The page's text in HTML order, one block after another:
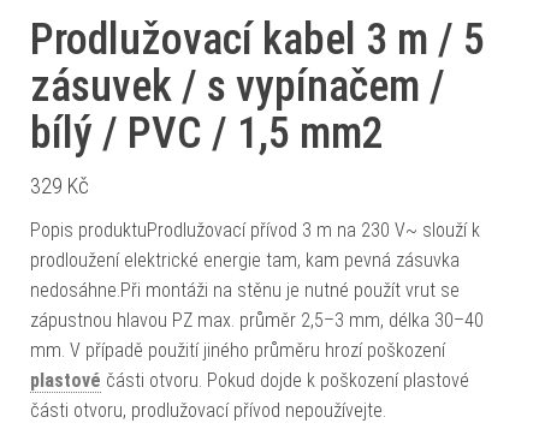
Prodlužovací kabel 3 m / 5
zásuvek / s vypínačem /
bílý / PVC / 1,5 mm2
329 Kč
Popis produktuProdlužovací přívod 3 m na 230 V~ slouží k
prodloužení elektrické energie tam, kam pevná zásuvka
nedosáhne.Při montáži na stěnu je nutné použít vrut se
zápustnou hlavou PZ max. průměr 2,5–3 mm, délka 30–40
mm. V případě použití jiného průměru hrozí poškození
plastové části otvoru. Pokud dojde k poškození plastové
části otvoru, prodlužovací přívod nepoužívejte.